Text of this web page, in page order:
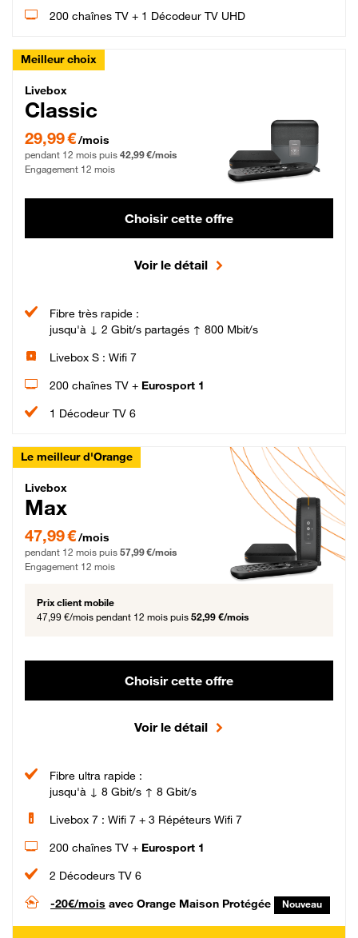
200 chaînes TV + 1 Décodeur TV UHD
Meilleur choix
Livebox Classic Fibre
Livebox
Classic
29,99 € par mois pendant 12 mois puis 42,99 € par mois, Engagement 12 mois
29,99 €/mois
pendant 12 mois puis 42,99 €/mois
Engagement 12 mois
Choisir cette offre
Voir le détail
Fibre très rapide :
jusqu'à ↓ 2 Gbit/s partagés ↑ 800 Mbit/s
Livebox S : Wifi 7
200 chaînes TV + Eurosport 1
1 Décodeur TV 6
Le meilleur d'Orange
Livebox Max Fibre
Livebox
Max
47,99 € par mois pendant 12 mois puis 57,99 € par mois, Engagement 12 mois
47,99 €/mois
pendant 12 mois puis 57,99 €/mois
Engagement 12 mois
Prix client mobile
47,99 €/mois pendant 12 mois puis 52,99 €/mois
Choisir cette offre
Voir le détail
Fibre ultra rapide :
jusqu'à ↓ 8 Gbit/s ↑ 8 Gbit/s
Livebox 7 : Wifi 7 + 3 Répéteurs Wifi 7
200 chaînes TV + Eurosport 1
2 Décodeurs TV 6
-20€/mois avec Orange Maison Protégée Nouveau